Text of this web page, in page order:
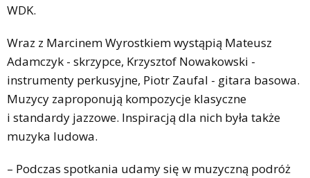
WDK.
Wraz z Marcinem Wyrostkiem wystąpią Mateusz
Adamczyk - skrzypce, Krzysztof Nowakowski -
instrumenty perkusyjne, Piotr Zaufal - gitara basowa.
Muzycy zaproponują kompozycje klasyczne
i standardy jazzowe. Inspiracją dla nich była także
muzyka ludowa.
– Podczas spotkania udamy się w muzyczną podróż